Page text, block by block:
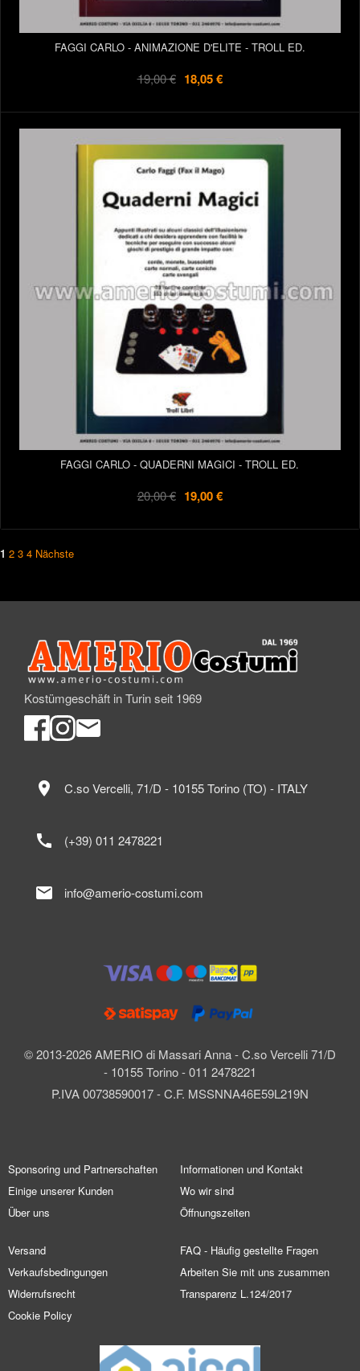
FAGGI CARLO - ANIMAZIONE D'ELITE - TROLL ED.
19,00 € 18,05 €
FAGGI CARLO - QUADERNI MAGICI - TROLL ED.
20,00 € 19,00 €
1 2 3 4 Nächste
Kostümgeschäft in Turin seit 1969
© 2013-2026 AMERIO di Massari Anna - C.so Vercelli 71/D
- 10155 Torino - 011 2478221
P.IVA 00738590017 - C.F. MSSNNA46E59L219N
location_on C.so Vercelli, 71/D - 10155 Torino (TO) - ITALY
call (+39) 011 2478221
mail info@amerio-costumi.com
Sponsoring und Partnerschaften
Einige unserer Kunden
Über uns
Informationen und Kontakt
Wo wir sind
Öffnungszeiten
Versand
Verkaufsbedingungen
Widerrufsrecht
Cookie Policy
FAQ - Häufig gestellte Fragen
Arbeiten Sie mit uns zusammen
Transparenz L.124/2017